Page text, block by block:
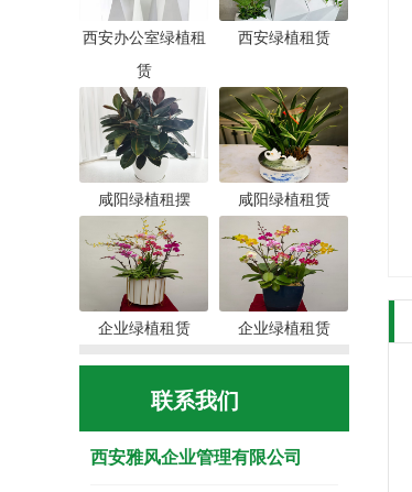
西安办公室绿植租
赁
西安绿植租赁
咸阳绿植租摆 咸阳绿植租赁
企业绿植租赁 企业绿植租赁
联系我们
西安雅风企业管理有限公司